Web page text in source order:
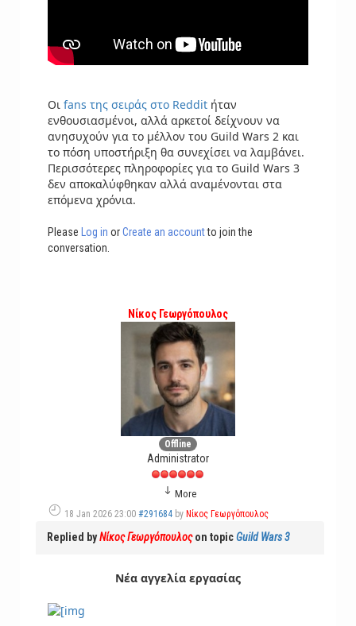
Οι fans της σειράς στο Reddit ήταν
ενθουσιασμένοι, αλλά αρκετοί δείχνουν να
ανησυχούν για το μέλλον του Guild Wars 2 και
το πόση υποστήριξη θα συνεχίσει να λαμβάνει.
Περισσότερες πληροφορίες για το Guild Wars 3
δεν αποκαλύφθηκαν αλλά αναμένονται στα
επόμενα χρόνια.
Please Log in orCreate an accountto join the
conversation.
Νίκος Γεωργόπουλος
Offline
Administrator
More
18 Jan 2026 23:00 #291684 by Νίκος Γεωργόπουλος
Replied byΝίκος Γεωργόπουλοςon topicGuild Wars 3
Νέα αγγελία εργασίας